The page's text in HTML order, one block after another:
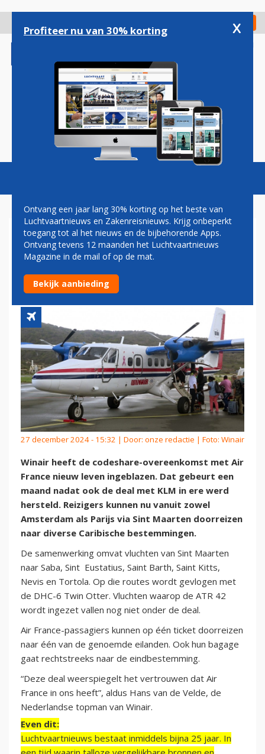
gaan
Check in
Magazine Podcasts Vacatures
NA KLM OOK AIR FRANCE
WEER CODESHARE-PARTNER
VAN WINAIR
27 december 2024 - 15:32 | Door: onze redactie | Foto: Winair
Winair heeft de codeshare-overeenkomst met Air
France nieuw leven ingeblazen. Dat gebeurt een
maand nadat ook de deal met KLM in ere werd
hersteld. Reizigers kunnen nu vanuit zowel
Amsterdam als Parijs via Sint Maarten doorreizen
naar diverse Caribische bestemmingen.
De samenwerking omvat vluchten van Sint Maarten
naar Saba, Sint Eustatius, Saint Barth, Saint Kitts,
Nevis en Tortola. Op die routes wordt gevlogen met
de DHC-6 Twin Otter. Vluchten waarop de ATR 42
wordt ingezet vallen nog niet onder de deal.
Air France-passagiers kunnen op één ticket doorreizen
naar één van de genoemde eilanden. Ook hun bagage
gaat rechtstreeks naar de eindbestemming.
“Deze deal weerspiegelt het vertrouwen dat Air
France in ons heeft”, aldus Hans van de Velde, de
Nederlandse topman van Winair.
Even dit:
Luchtvaartnieuws bestaat inmiddels bijna 25 jaar. In
Profiteer nu van 30% korting x
Ontvang een jaar lang 30% korting op het beste van
Luchtvaartnieuws en Zakenreisnieuws. Krijg onbeperkt
toegang tot al het nieuws en de bijbehorende Apps.
Ontvang tevens 12 maanden het Luchtvaartnieuws
Magazine in de mail of op de mat.
Bekijk aanbieding